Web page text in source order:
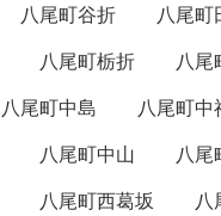
八尾町谷折
八尾町
八尾町栃折
八尾
八尾町中島
八尾町中
八尾町中山
八尾
八尾町西葛坂
八